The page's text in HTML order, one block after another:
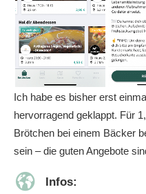
Ich habe es bisher erst
hervorragend geklappt. Für
Brötchen bei einem Bäcker
sein – die guten Angebote
Infos: